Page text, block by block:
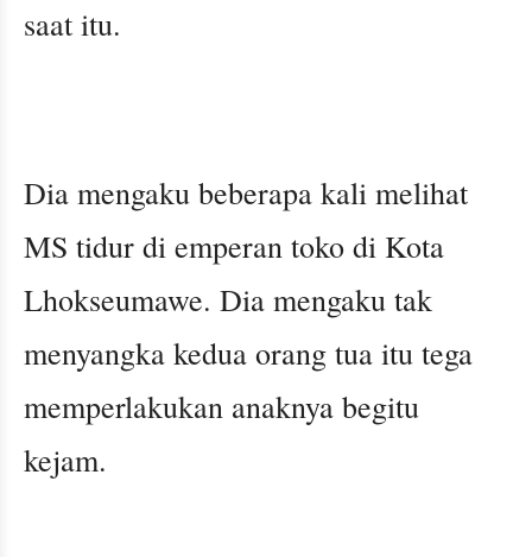
saat itu.
Dia mengaku beberapa kali melihat
MS tidur di emperan toko di Kota
Lhokseumawe. Dia mengaku tak
menyangka kedua orang tua itu tega
memperlakukan anaknya begitu
kejam.